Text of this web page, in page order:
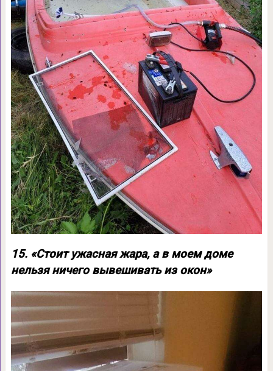
15. «Стоит ужасная жара, а в моем доме
нельзя ничего вывешивать из окон»